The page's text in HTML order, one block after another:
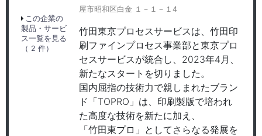
この企業の
製品・サービ
ス一覧を見る
（ 2 件）
屋市昭和区白金 １－１－１4
竹田東京プロセスサービスは、竹田印
刷ファインプロセス事業部と東京プロ
セスサービスが統合し、2023年4月、
新たなスタートを切りました。
国内屈指の技術力で親しまれたブラン
ド「TOPRO」は、印刷製版で培われ
た高度な技術を新たに加え、
「竹田東プロ」としてさらなる発展を